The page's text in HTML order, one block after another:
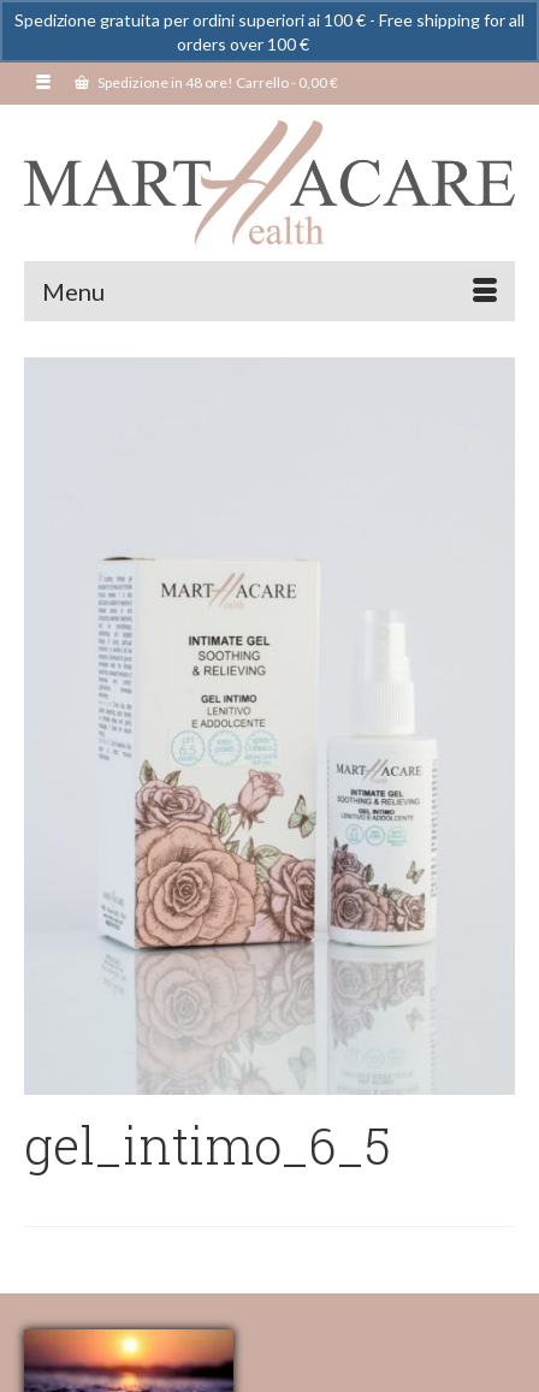
Spedizione in 48 ore! Carrello- 0,00€
Menu
gel_intimo_6_5
Spedizione gratuita per ordini superiori ai 100 € - Free shipping for all
orders over 100 €